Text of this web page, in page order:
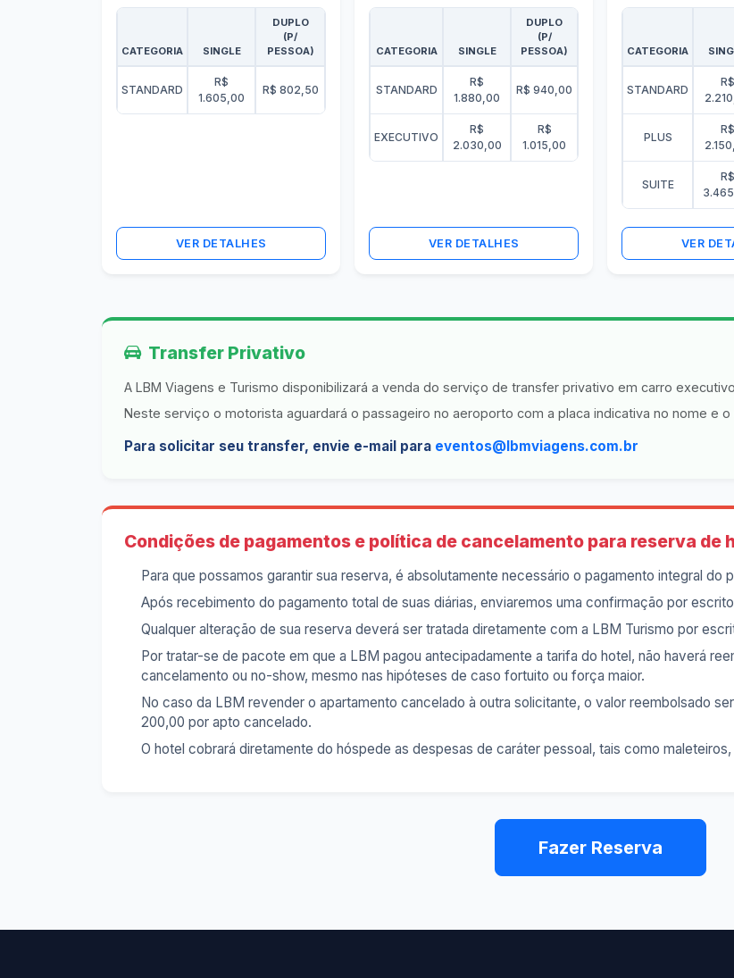
CATEGORIA SINGLE
DUPLO
(P/
PESSOA)
STANDARD
R$
1.605,00
R$ 802,50
VER DETALHES
CATEGORIA SINGLE
DUPLO
(P/
PESSOA)
STANDARD
R$
1.880,00
R$ 940,00
EXECUTIVO
R$
2.030,00
R$
1.015,00
VER DETALHES
CATEGORIA
STANDARD
R$
PLUS
R$
SUITE
R$
VER
Transfer Privativo
A LBM Viagens e Turismo disponibilizará a venda do serviço de transfer privativo em carro
Neste serviço o motorista aguardará o passageiro no aeroporto com a placa indicativa no nome e o
Para solicitar seu transfer, envie e-mail para eventos@lbmviagens.com.br
Condições de pagamentos e política de cancelamento para reserva de
Para que possamos garantir sua reserva, é absolutamente necessário o pagamento integral do
Após recebimento do pagamento total de suas diárias, enviaremos uma confirmação por
Qualquer alteração de sua reserva deverá ser tratada diretamente com a LBM Turismo por
Por tratar-se de pacote em que a LBM pagou antecipadamente a tarifa do hotel, não haverá
cancelamento ou no-show, mesmo nas hipóteses de caso fortuito ou força maior.
No caso da LBM revender o apartamento cancelado à outra solicitante, o valor reembolsado
200,00 por apto cancelado.
O hotel cobrará diretamente do hóspede as despesas de caráter pessoal, tais como
Fazer Reserva